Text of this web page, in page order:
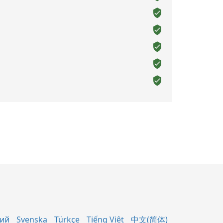
Svenska Türkçe Tiếng Việt 中文(简体)